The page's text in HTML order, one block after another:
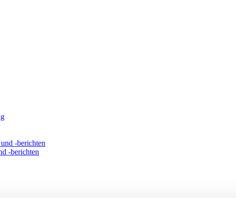
-berichten
-berichten